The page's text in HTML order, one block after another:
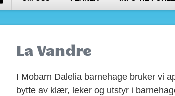
La Vandre
I Mobarn Dalelia barnehage bruker vi
bytte av klær, leker og utstyr i